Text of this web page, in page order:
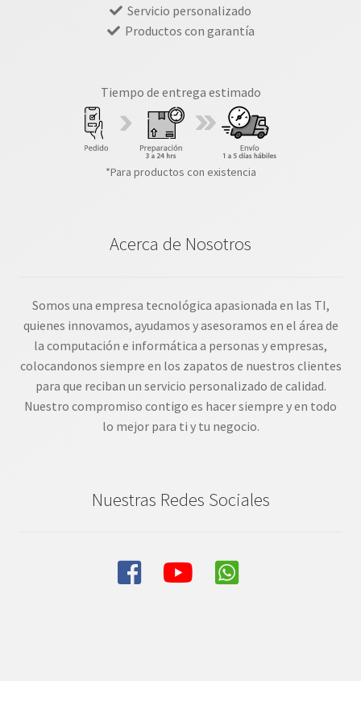
Servicio personalizado
Productos con garantía
Tiempo de entrega estimado
*Para productos con existencia
Acerca de Nosotros
Somos una empresa tecnológica apasionada en las TI,
quienes innovamos, ayudamos y asesoramos en el área de
la computación e informática a personas y empresas,
colocandonos siempre en los zapatos de nuestros clientes
para que reciban un servicio personalizado de calidad.
Nuestro compromiso contigo es hacer siempre y en todo
lo mejor para ti y tu negocio.
Nuestras Redes Sociales